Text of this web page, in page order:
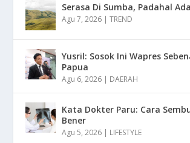
Serasa Di Sumba, Padahal
Agu 7, 2026 |TREND
Yusril: Sosok Ini Wapres
Papua
Agu 6, 2026 | DAERAH
Kata Dokter Paru: Cara
Bener
Agu 5, 2026 | LIFESTYLE